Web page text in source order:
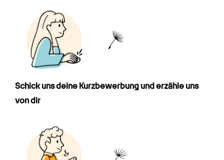
Schick uns deine Kurz­bewerbung und erzähle uns
von dir